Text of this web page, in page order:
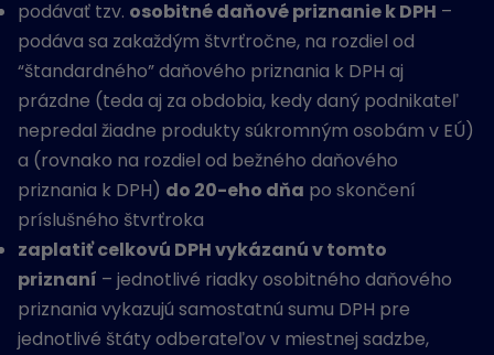
podávať tzv. osobitné daňové priznanie k DPH –
podáva sa zakaždým štvrťročne, na rozdiel od
“štandardného” daňového priznania k DPH aj
prázdne (teda aj za obdobia, kedy daný podnikateľ
nepredal žiadne produkty súkromným osobám v EÚ)
a (rovnako na rozdiel od bežného daňového
priznania k DPH) do 20-eho dňa po skončení
príslušného štvrťroka
zaplatiť celkovú DPH vykázanú v tomto
priznaní – jednotlivé riadky osobitného daňového
priznania vykazujú samostatnú sumu DPH pre
jednotlivé štáty odberateľov v miestnej sadzbe,